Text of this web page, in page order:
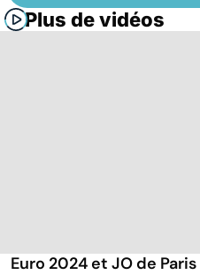
Plus de vidéos
Euro 2024 et JO de